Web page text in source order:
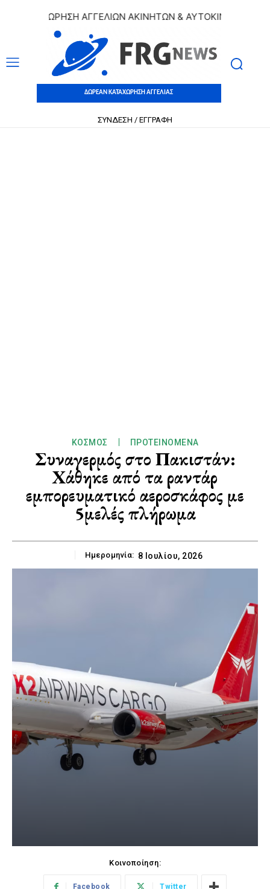
ΑΓΓΕΛΙΩΝ ΑΚΙΝΗΤΩΝ & ΑΥΤΟΚΙΝΗΤΩΝ |
ΔΩΡΕΑΝ ΚΑΤΑΧΩΡΗΣΗ ΑΓΓΕΛΙΑΣ
ΣΥΝΔΕΣΗ / ΕΓΓΡΑΦΗ
ΚΌΣΜΟΣ ΠΡΟΤΕΙΝΌΜΕΝΑ
Συναγερμός στο Πακιστάν:
Χάθηκε από τα ραντάρ
εμπορευματικό αεροσκάφος με
5μελές πλήρωμα
Ημερομηνία: 8 Ιουλίου, 2026
Κοινοποίηση:
Facebook Twitter